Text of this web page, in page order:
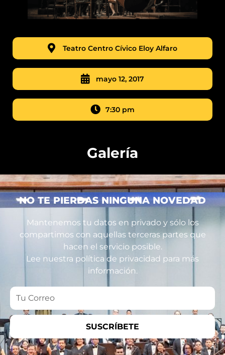
Teatro Centro Cívico Eloy Alfaro
mayo 12, 2017
7:30 pm
Galería
NO TE PIERDAS NINGUNA NOVEDAD
Mantenemos tu datos en privado y sólo los
compartimos con aquellas terceras partes que
hacen el servicio posible.
Lee nuestra política de privacidad para más
información.
Tu
Correo
SUSCRÍBETE